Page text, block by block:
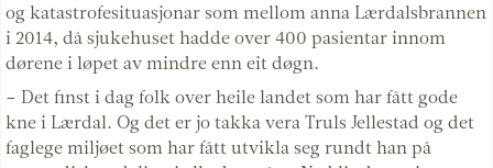
og katastrofesituasjonar som mellom anna Lærdalsbrannen
i 2014, då sjukehuset hadde over 400 pasientar innom
dørene i løpet av mindre enn eit døgn.
– Det finst i dag folk over heile landet som har fått gode
kne i Lærdal. Og det er jo takka vera Truls Jellestad og det
faglege miljøet som har fått utvikla seg rundt han på